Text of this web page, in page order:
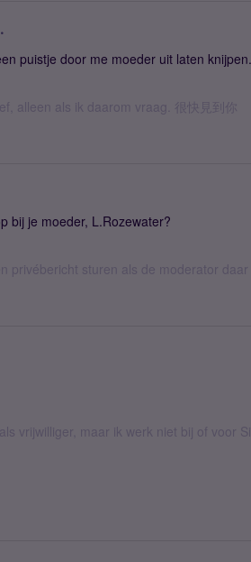
puistje door me moeder uit laten
alleen als ik daarom vraag. 很快見到你
bij je moeder, L.Rozewater?
privébericht sturen als de moderator daar
vrijwilliger, maar ik werk niet bij of voor